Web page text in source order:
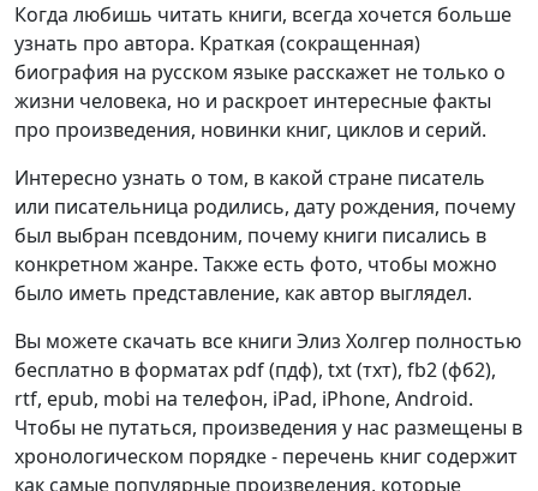
Когда любишь читать книги, всегда хочется больше
узнать про автора. Краткая (сокращенная)
биография на русском языке расскажет не только о
жизни человека, но и раскроет интересные факты
про произведения, новинки книг, циклов и серий.
Интересно узнать о том, в какой стране писатель
или писательница родились, дату рождения, почему
был выбран псевдоним, почему книги писались в
конкретном жанре. Также есть фото, чтобы можно
было иметь представление, как автор выглядел.
Вы можете скачать все книги Элиз Холгер полностью
бесплатно в форматах pdf (пдф), txt (тхт), fb2 (фб2),
rtf, epub, mobi на телефон, iPad, iPhone, Android.
Чтобы не путаться, произведения у нас размещены в
хронологическом порядке - перечень книг содержит
как самые популярные произведения, которые